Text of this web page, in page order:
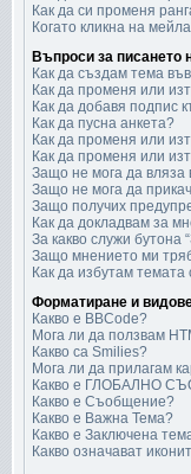
Как да си променя
Когато кликна на
Въпроси за писането
Как да създам тема
Как да променя или
Как да добавя подпис
Как да пусна анкета?
Как да променя или
Как да променя или
Защо не мога да
Защо не мога да
Защо получих
Как да докладвам за
За какво служи бутона
Защо мнението ми
Как да избутам темата
Форматиране и
Какво е BBCode?
Мога ли да ползвам
Какво са Smilies?
Мога ли да прилагам
Какво е ГЛОБАЛНО
Какво е Съобщение?
Какво е Важна Тема?
Какво е Заключена
Какво означават